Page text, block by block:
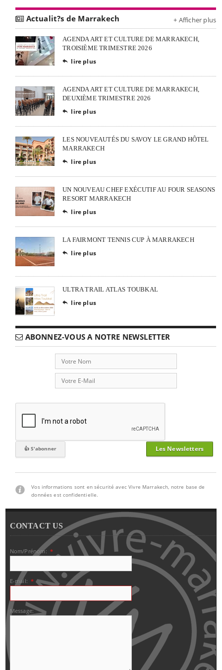
Actualit?s de Marrakech + Afficher plus
AGENDA ART ET CULTURE DE MARRAKECH,
TROISIÈME TRIMESTRE 2026
 lire plus
AGENDA ART ET CULTURE DE MARRAKECH,
DEUXIÈME TRIMESTRE 2026
 lire plus
LES NOUVEAUTÉS DU SAVOY LE GRAND HÔTEL
MARRAKECH
 lire plus
UN NOUVEAU CHEF EXÉCUTIF AU FOUR SEASONS
RESORT MARRAKECH
 lire plus
LA FAIRMONT TENNIS CUP À MARRAKECH
 lire plus
ULTRA TRAIL ATLAS TOUBKAL
 lire plus
ABONNEZ-VOUS A NOTRE NEWSLETTER
Les Newsletters
Vos informations sont en sécurité avec Vivre Marrakech, notre base de
données est confidentielle.
CONTACT US
Nom/Prénom: *
E-mail: *
Message: